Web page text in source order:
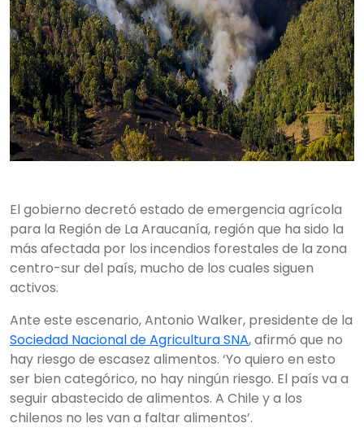
El gobierno decretó estado de emergencia agrícola
para la Región de La Araucanía, región que ha sido la
más afectada por los incendios forestales de la zona
centro-sur del país, mucho de los cuales siguen
activos.
Ante este escenario, Antonio Walker, presidente de la
Sociedad Nacional de Agricultura SNA, afirmó que no
hay riesgo de escasez alimentos. ‘Yo quiero en esto
ser bien categórico, no hay ningún riesgo. El país va a
seguir abastecido de alimentos. A Chile y a los
chilenos no les van a faltar alimentos’.